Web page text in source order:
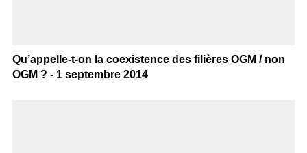
Qu’appelle-t-on la coexistence des filières OGM / non
OGM ? - 1 septembre 2014